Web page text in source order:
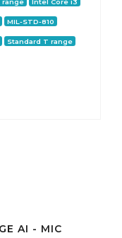
MIL-STD-810
Standard T range
AI - MIC